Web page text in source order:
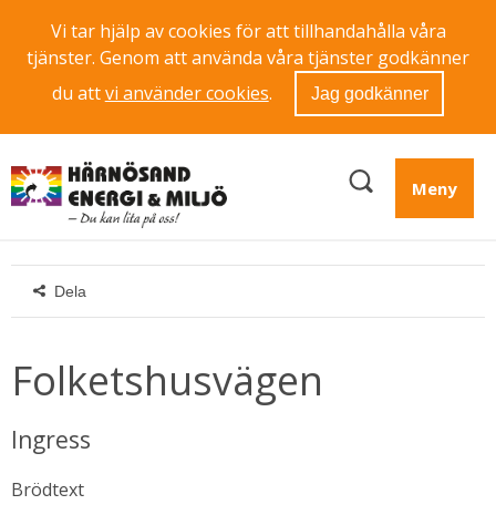
Vi tar hjälp av cookies för att tillhandahålla våra
tjänster. Genom att använda våra tjänster godkänner
du attvi använder cookies. Jag godkänner
Meny
Dela
Folketshusvägen
Ingress
Brödtext